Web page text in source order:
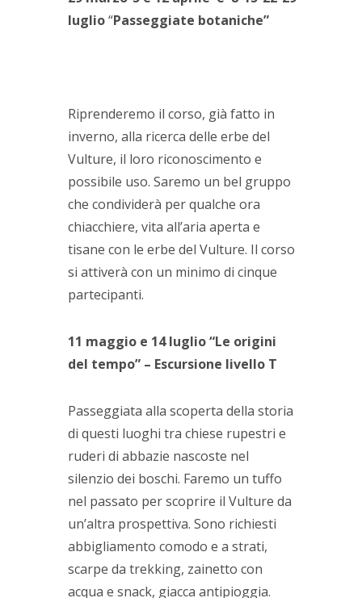
luglio“Passeggiate botaniche”
Riprenderemo il corso, già fatto in
inverno, alla ricerca delle erbe del
Vulture, il loro riconoscimento e
possibile uso. Saremo un bel gruppo
che condividerà per qualche ora
chiacchiere, vita all’aria aperta e
tisane con le erbe del Vulture. Il corso
si attiverà con un minimo di cinque
partecipanti.
11 maggio e 14 luglio “Le origini
del tempo” – Escursione livello T
Passeggiata alla scoperta della storia
di questi luoghi tra chiese rupestri e
ruderi di abbazie nascoste nel
silenzio dei boschi. Faremo un tuffo
nel passato per scoprire il Vulture da
un’altra prospettiva. Sono richiesti
abbigliamento comodo e a strati,
scarpe da trekking, zainetto con
acqua e snack, giacca antipioggia.